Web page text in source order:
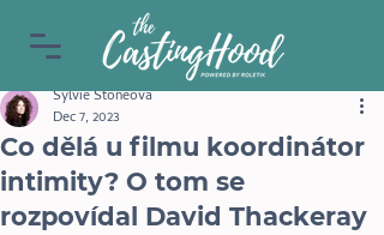
Co dělá u filmu koordinátor
intimity? O tom se
rozpovídal David Thackeray
Sylvie Stoneova
Dec 7, 2023